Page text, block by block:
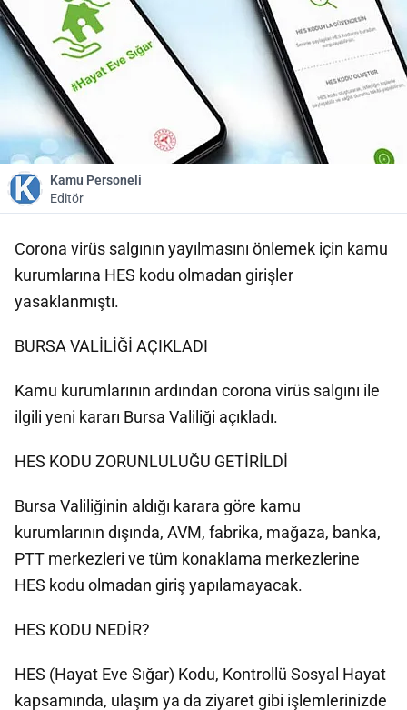
Kamu Personeli
Editör
Corona virüs salgının yayılmasını önlemek için kamu
kurumlarına HES kodu olmadan girişler
yasaklanmıştı.
BURSA VALİLİĞİ AÇIKLADI
Kamu kurumlarının ardından corona virüs salgını ile
ilgili yeni kararı Bursa Valiliği açıkladı.
HES KODU ZORUNLULUĞU GETİRİLDİ
Bursa Valiliğinin aldığı karara göre kamu
kurumlarının dışında, AVM, fabrika, mağaza, banka,
PTT merkezleri ve tüm konaklama merkezlerine
HES kodu olmadan giriş yapılamayacak.
HES KODU NEDİR?
HES (Hayat Eve Sığar) Kodu, Kontrollü Sosyal Hayat
kapsamında, ulaşım ya da ziyaret gibi işlemlerinizde